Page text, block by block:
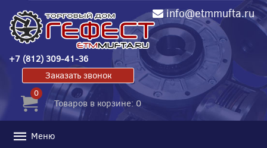
info@etmmufta.ru
+7 (812) 309-41-36
Заказать звонок
0
Товаров в корзине: 0
Меню